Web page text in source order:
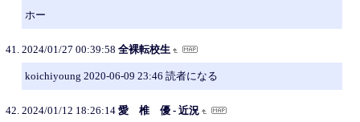
ホー
2024/01/27 00:39:58 全裸転校生
koichiyoung 2020-06-09 23:46 読者になる
2024/01/12 18:26:14 愛 椎 優 - 近況